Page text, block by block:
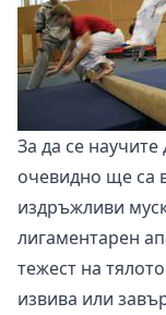
За да се научите
очевидно ще са
издръжливи
лигаментарен
тежест на
извива или